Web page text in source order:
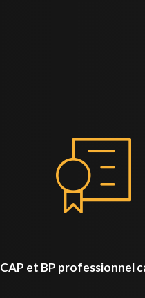
CAP et BP professionnel